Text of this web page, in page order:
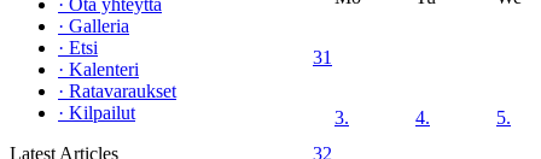
· Ota yhteyttä
· Galleria
· Etsi
· Kalenteri
· Ratavaraukset
· Kilpailut
Latest Articles
31
32
3. 4. 5.